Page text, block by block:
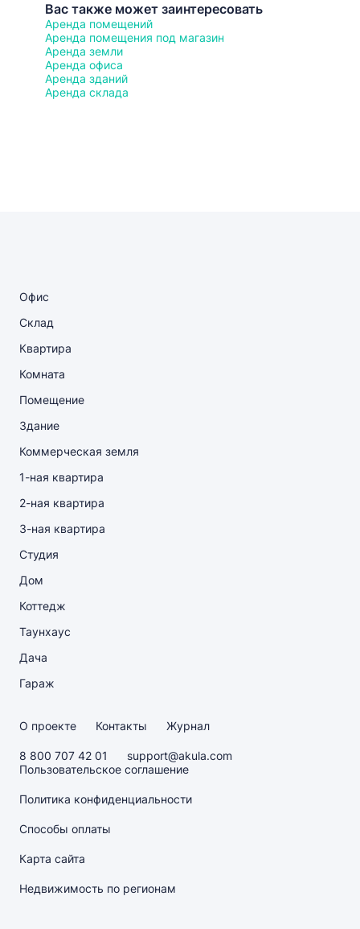
Вас также может заинтересовать
Аренда помещений
Аренда помещения под магазин
Аренда земли
Аренда офиса
Аренда зданий
Аренда склада
Офис
Склад
Квартира
Комната
Помещение
Здание
Коммерческая земля
1-ная квартира
2-ная квартира
3-ная квартира
Студия
Дом
Коттедж
Таунхаус
Дача
Гараж
О проекте Контакты Журнал
8 800 707 42 01
support@akula.com
Пользовательское соглашение
Политика конфиденциальности
Способы оплаты
Карта сайта
Недвижимость по регионам